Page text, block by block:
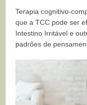
Terapia cognitivo-
que a TCC pode ser
Intestino Irritável e
padrões de